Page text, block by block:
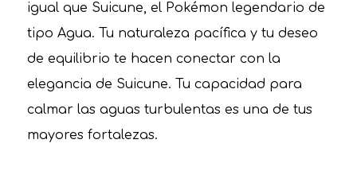
igual que Suicune, el Pokémon legendario de
tipo Agua. Tu naturaleza pacífica y tu deseo
de equilibrio te hacen conectar con la
elegancia de Suicune. Tu capacidad para
calmar las aguas turbulentas es una de tus
mayores fortalezas.